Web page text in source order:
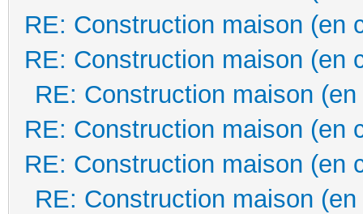
RE: Construction maison (en
RE: Construction maison (en
RE: Construction maison
RE: Construction maison (en
RE: Construction maison (en
RE: Construction maison